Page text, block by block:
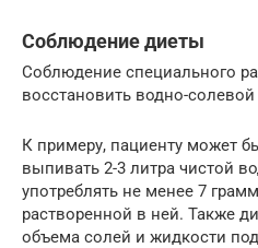
Соблюдение диеты
Соблюдение специального
восстановить водно-солевой
К примеру, пациенту может
выпивать 2-3 литра чистой
употреблять не менее 7
растворенной в ней. Также
объема солей и жидкости